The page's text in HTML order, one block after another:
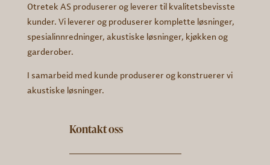
Otretek AS produserer og leverer til kvalitetsbevisste
kunder. Vi leverer og produserer komplette løsninger,
spesialinnredninger, akustiske løsninger, kjøkken og
garderober.
I samarbeid med kunde produserer og konstruerer vi
akustiske løsninger.
Kontakt oss